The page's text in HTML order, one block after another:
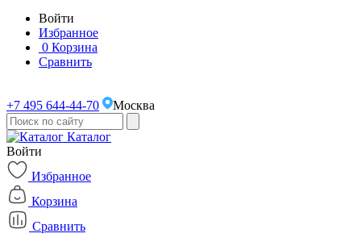
Войти
Избранное
0 Корзина
Сравнить
+7 495 644-44-70 Москва
Каталог
Войти
Избранное
Корзина
Сравнить